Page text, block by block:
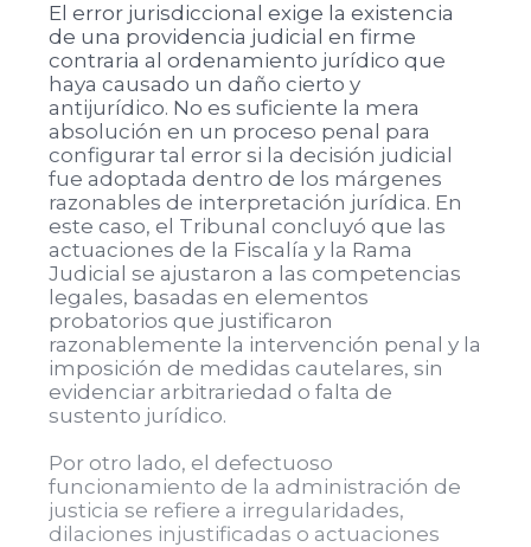
El error jurisdiccional exige la existencia
de una providencia judicial en firme
contraria al ordenamiento jurídico que
haya causado un daño cierto y
antijurídico. No es suficiente la mera
absolución en un proceso penal para
configurar tal error si la decisión judicial
fue adoptada dentro de los márgenes
razonables de interpretación jurídica. En
este caso, el Tribunal concluyó que las
actuaciones de la Fiscalía y la Rama
Judicial se ajustaron a las competencias
legales, basadas en elementos
probatorios que justificaron
razonablemente la intervención penal y la
imposición de medidas cautelares, sin
evidenciar arbitrariedad o falta de
sustento jurídico.
Por otro lado, el defectuoso
funcionamiento de la administración de
justicia se refiere a irregularidades,
dilaciones injustificadas o actuaciones